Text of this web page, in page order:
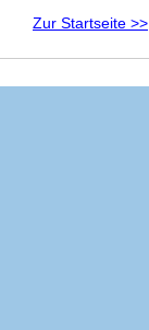
Zur Startseite >>